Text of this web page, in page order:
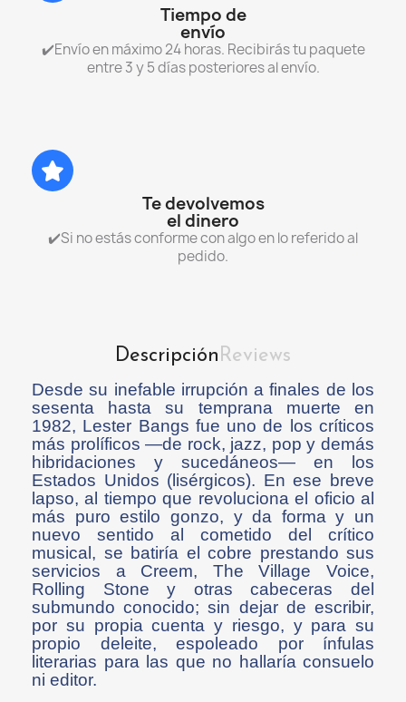
Tiempo de
envío
✔️Envío en máximo 24 horas. Recibirás tu paquete
entre 3 y 5 días posteriores al envío.
Te devolvemos
el dinero
✔️Si no estás conforme con algo en lo referido al
pedido.
DescripciónReviews
Desde su inefable irrupción a finales de los
sesenta hasta su temprana muerte en
1982, Lester Bangs fue uno de los críticos
más prolíficos —de rock, jazz, pop y demás
hibridaciones y sucedáneos— en los
Estados Unidos (lisérgicos). En ese breve
lapso, al tiempo que revoluciona el oficio al
más puro estilo gonzo, y da forma y un
nuevo sentido al cometido del crítico
musical, se batiría el cobre prestando sus
servicios a Creem, The Village Voice,
Rolling Stone y otras cabeceras del
submundo conocido; sin dejar de escribir,
por su propia cuenta y riesgo, y para su
propio deleite, espoleado por ínfulas
literarias para las que no hallaría consuelo
ni editor.